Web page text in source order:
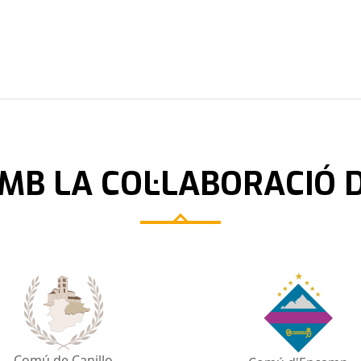
LA COL·LABORACIÓ